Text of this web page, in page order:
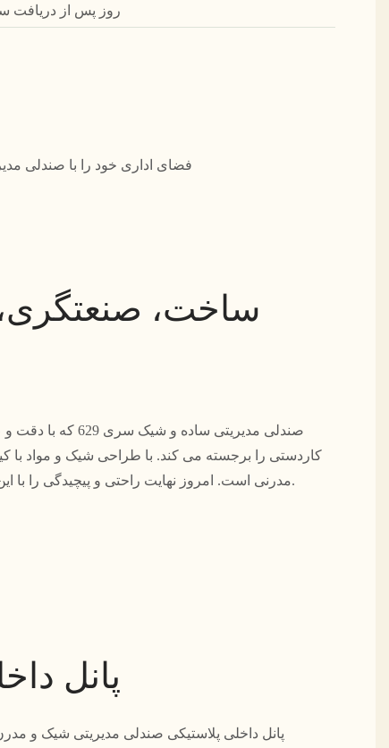
45 روز پس از
ساخت، صنعتگری،
صندلی مدیریتی ساده
کاردستی را برجسته می کند. با طراحی شیک و مواد با
مدرنی است. امروز نهایت راحتی و پیچیدگی را با این صندلی فوق العاده تجربه کنید.
پانل